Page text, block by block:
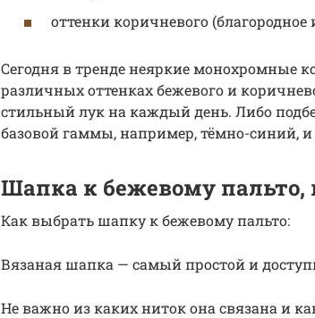
оттенки коричневого (благородное
Сегодня в тренде неяркие монохромные
различных оттенках бежевого и
стильный лук на каждый день. Либо
базовой гаммы, например, тёмно-синий, и
Шапка к бежевому пальто,
Как выбрать шапку к бежевому пальто:
Вязаная шапка — самый простой и
Не важно из каких ниток она связана и